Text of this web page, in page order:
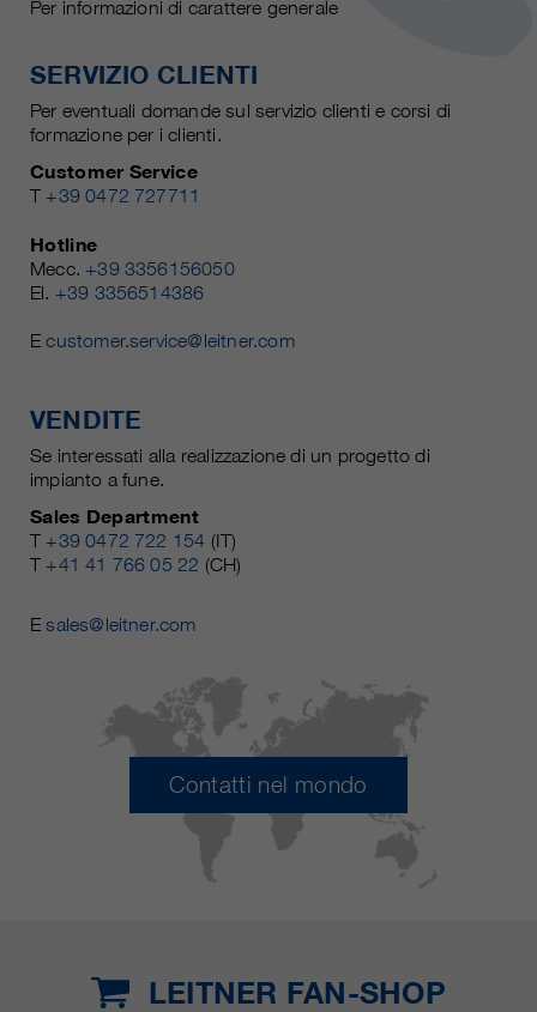
Per informazioni di carattere generale
SERVIZIO CLIENTI
Per eventuali domande sul servizio clienti e corsi di
formazione per i clienti.
Customer Service
T +39 0472 727711
Hotline
Mecc. +39 3356156050
El. +39 3356514386
Ecustomer.service@leitner.com
VENDITE
Se interessati alla realizzazione di un progetto di
impianto a fune.
Sales Department
T +39 0472 722 154 (IT)
T +41 41 766 05 22 (CH)
Esales@leitner.com
Contatti nel mondo
LEITNER FAN-SHOP